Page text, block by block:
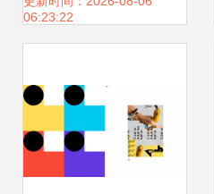
定制cad图纸
06:23:22